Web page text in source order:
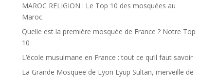
MAROC RELIGION : Le Top 10 des mosquées au
Maroc
Quelle est la première mosquée de France ? Notre Top
10
L’école musulmane en France : tout ce qu’il faut savoir
La Grande Mosquee de Lyon Eyüp Sultan, merveille de